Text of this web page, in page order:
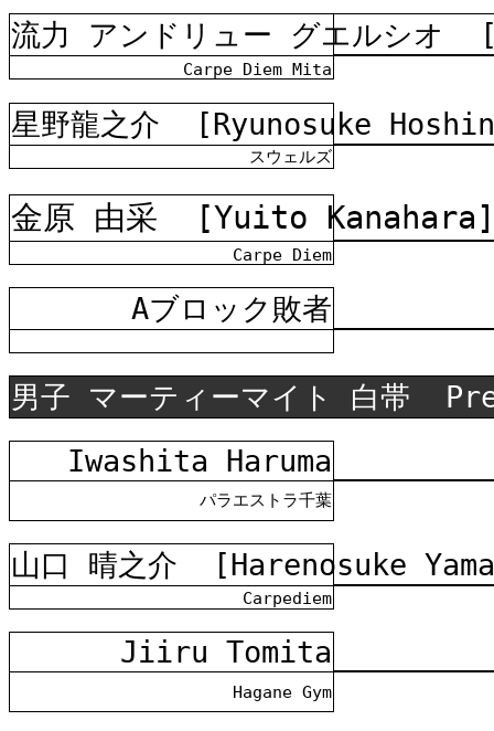
流力 アンドリュー グエルシオ
Carpe Diem Mita
星野龍之介 [Ryunosuke
スウェルズ
金原 由采 [Yuito Kanahara]
Carpe Diem
Aブロック 敗者
男子 マーティーマイト 白帯
Iwashita Haruma
パラエストラ千葉
山口 晴之介 [Harenosuke
Carpediem
Jiiru Tomita
Hagane Gym